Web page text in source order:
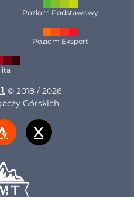
Poziom Podstawowy
Poziom Ekspert
© 2018 / 2026
Górskich